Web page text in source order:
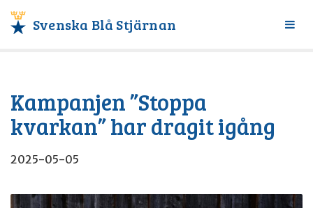
Svenska Blå Stjärnan
Växla
Kampanjen ”Stoppa
kvarkan” har dragit igång
2025-05-05